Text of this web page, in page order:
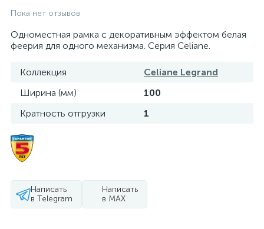
Пока нет отзывов
Одноместная рамка с декоративным эффектом белая
феерия для одного механизма. Серия Celiane.
Коллекция
Celiane Legrand
Ширина (мм)
100
Кратность отгрузки
1
Написать
в Telegram
Написать
в MAX